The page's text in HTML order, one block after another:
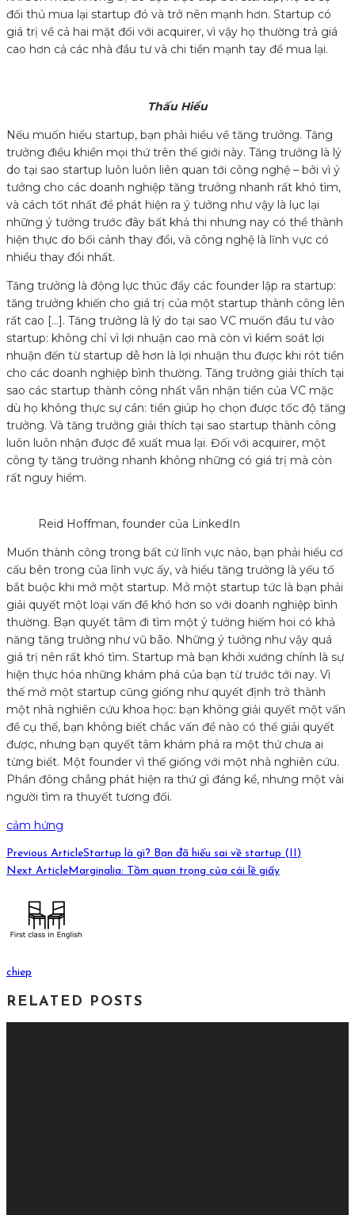
đối thủ mua lại startup đó và trở nên mạnh hơn. Startup có
giá trị về cả hai mặt đối với acquirer, vì vậy họ thường trả giá
cao hơn cả các nhà đầu tư và chi tiền mạnh tay để mua lại.
Thấu Hiểu
Nếu muốn hiểu startup, bạn phải hiểu về tăng trưởng. Tăng
trưởng điều khiển mọi thứ trên thế giới này. Tăng trưởng là lý
do tại sao startup luôn luôn liên quan tới công nghệ – bởi vì ý
tưởng cho các doanh nghiệp tăng trưởng nhanh rất khó tìm,
và cách tốt nhất để phát hiện ra ý tưởng như vậy là lục lại
những ý tưởng trước đây bất khả thi nhưng nay có thể thành
hiện thực do bối cảnh thay đổi, và công nghệ là lĩnh vực có
nhiều thay đổi nhất.
Tăng trưởng là động lực thúc đẩy các founder lập ra startup:
tăng trưởng khiến cho giá trị của một startup thành công lên
rất cao […]. Tăng trưởng là lý do tại sao VC muốn đầu tư vào
startup: không chỉ vì lợi nhuận cao mà còn vì kiểm soát lợi
nhuận đến từ startup dễ hơn là lợi nhuận thu được khi rót tiền
cho các doanh nghiệp bình thường. Tăng trưởng giải thích tại
sao các startup thành công nhất vẫn nhận tiền của VC mặc
dù họ không thực sự cần: tiền giúp họ chọn được tốc độ tăng
trưởng. Và tăng trưởng giải thích tại sao startup thành công
luôn luôn nhận được đề xuất mua lại. Đối với acquirer, một
công ty tăng trưởng nhanh không những có giá trị mà còn
rất nguy hiểm.
Reid Hoffman, founder của LinkedIn
Muốn thành công trong bất cứ lĩnh vực nào, bạn phải hiểu cơ
cấu bên trong của lĩnh vực ấy, và hiểu tăng trưởng là yếu tố
bắt buộc khi mở một startup. Mở một startup tức là bạn phải
giải quyết một loại vấn đề khó hơn so với doanh nghiệp bình
thường. Bạn quyết tâm đi tìm một ý tưởng hiếm hoi có khả
năng tăng trưởng như vũ bão. Những ý tưởng như vậy quá
giá trị nên rất khó tìm. Startup mà bạn khởi xướng chính là sự
hiện thực hóa những khám phá của bạn từ trước tới nay. Vì
thế mở một startup cũng giống như quyết định trở thành
một nhà nghiên cứu khoa học: bạn không giải quyết một vấn
đề cụ thể, bạn không biết chắc vấn đề nào có thể giải quyết
được, nhưng bạn quyết tâm khám phá ra một thứ chưa ai
từng biết. Một founder vì thế giống với một nhà nghiên cứu.
Phần đông chẳng phát hiện ra thứ gì đáng kể, nhưng một vài
người tìm ra thuyết tương đối.
cảm hứng
Previous ArticleStartup là gì? Bạn đã hiểu sai về startup (II)
Next ArticleMarginalia: Tầm quan trọng của cái lề giấy
chiep
RELATED POSTS